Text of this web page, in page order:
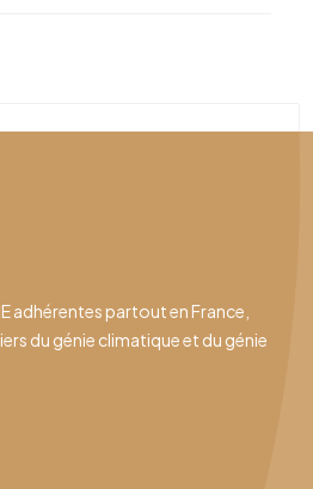
adhérentes partout en France,
du génie climatique et du génie